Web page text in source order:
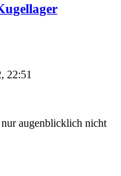
22:51
augenblicklich nicht